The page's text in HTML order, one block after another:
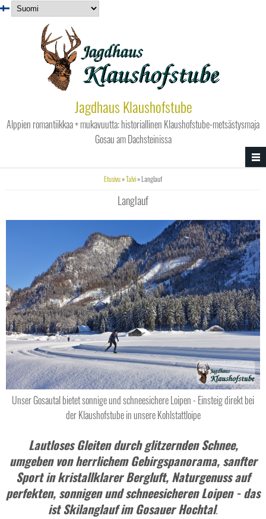
Hyppää pääsisältöön
Jagdhaus Klaushofstube
Alppien romantiikkaa + mukavuutta: historiallinen Klaushofstube-metsästysmaja
Gosau am Dachsteinissa
Etusivu»Talvi» Langlauf
Langlauf
Unser Gosautal bietet sonnige und schneesichere Loipen - Einsteig direkt bei
der Klaushofstube in unsere Kohlstattloipe
Lautloses Gleiten durch glitzernden Schnee,
umgeben von herrlichem Gebirgspanorama, sanfter
Sport in kristallklarer Bergluft, Naturgenuss auf
perfekten, sonnigen und schneesicheren Loipen - das
ist Skilanglauf im Gosauer Hochtal.